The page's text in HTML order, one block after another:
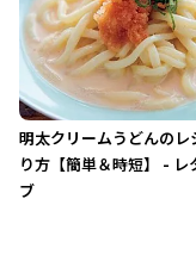
明太クリームうどんのレ
り方【簡単＆時短】 - レ
ブ